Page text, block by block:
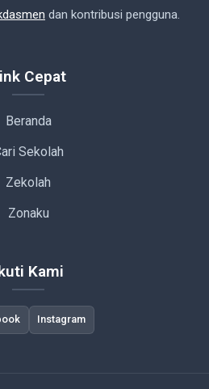
dan kontribusi pengguna.
Cepat
Beranda
Sekolah
Zekolah
Zonaku
Kami
Instagram